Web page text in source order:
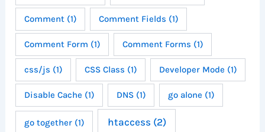
Comment(1) Comment Fields (1)
Comment Form (1) Comment Forms (1)
css/js (1) CSS Class (1) Developer Mode (1)
Disable Cache (1) DNS(1) go alone (1)
go together(1) htaccess (2)